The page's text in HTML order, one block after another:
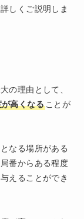
しくご説明しま
の理由として、
高くなる ことが
なる場所がある
番からある程度
えることができ